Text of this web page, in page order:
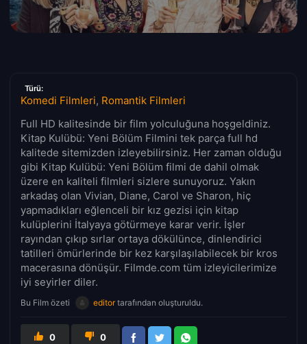
Türü:
Komedi Filmleri, Romantik Filmleri
Full HD kalitesinde bir film yolculuğuna hoşgeldiniz.
Kitap Kulübü: Yeni Bölüm Filmini tek parça full hd
kalitede sitemizden izleyebilirsiniz. Her zaman olduğu
gibi Kitap Kulübü: Yeni Bölüm filmi de dahil olmak
üzere en kaliteli filmleri sizlere sunuyoruz. Yakın
arkadaş olan Vivian, Diane, Carol ve Sharon, hiç
yapmadıkları eğlenceli bir kız gezisi için kitap
kulüplerini İtalyaya götürmeye karar verir. İşler
rayından çıkıp sırlar ortaya dökülünce, dinlendirici
tatilleri ömürlerinde bir kez karşılaşılabilecek bir kros
macerasına dönüşür. Filmde.com tüm izleyicilerimize
iyi seyirler diler.
Bu Film özeti editortarafından oluşturuldu.
0 0